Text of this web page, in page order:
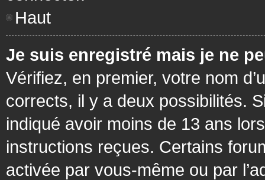
Haut
Je suis enregistré mais je ne
Vérifiez, en premier, votre nom
corrects, il y a deux possibilités.
indiqué avoir moins de 13 ans
instructions reçues. Certains
activée par vous-même ou par